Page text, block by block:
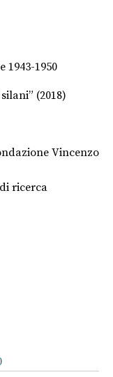
1950
(2018)
Vincenzo
ricerca